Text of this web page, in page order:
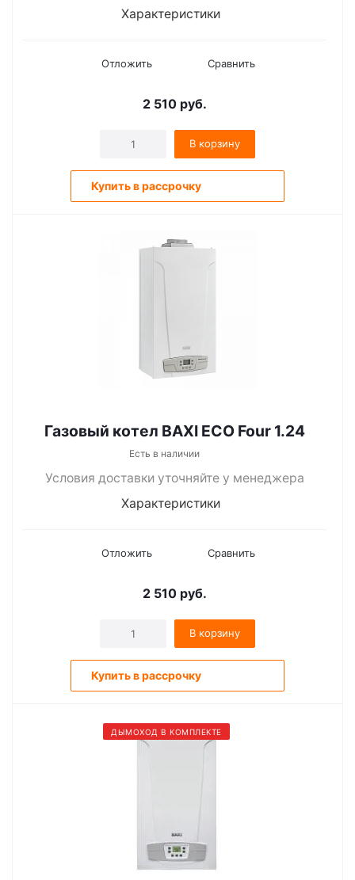
Характеристики
Отложить Сравнить
2 510 руб.
В корзину
Купить в рассрочку
Газовый котел BAXI ECO Four 1.24
Есть в наличии
Условия доставки уточняйте у менеджера
Характеристики
Отложить Сравнить
2 510 руб.
В корзину
Купить в рассрочку
ДЫМОХОД В КОМПЛЕКТЕ